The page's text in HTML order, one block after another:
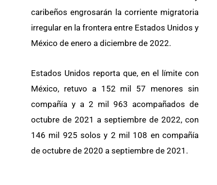
caribeños engrosarán la corriente migratoria
irregular en la frontera entre Estados Unidos y
México de enero a diciembre de 2022.
Estados Unidos reporta que, en el límite con
México, retuvo a 152 mil 57 menores sin
compañía y a 2 mil 963 acompañados de
octubre de 2021 a septiembre de 2022, con
146 mil 925 solos y 2 mil 108 en compañía
de octubre de 2020 a septiembre de 2021.